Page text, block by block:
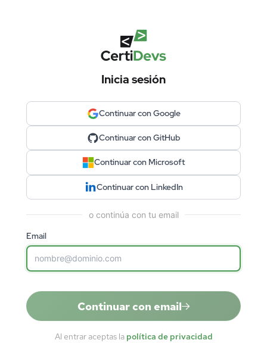
Inicia sesión
Continuar con Google
Continuar con GitHub
Continuar con Microsoft
Continuar con LinkedIn
o continúa con tu email
Email
Continuar con email
Al entrar aceptas la política de privacidad